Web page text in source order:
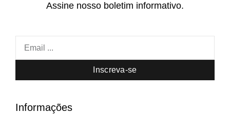
Assine nosso boletim informativo.
Inscreva-se
Informações